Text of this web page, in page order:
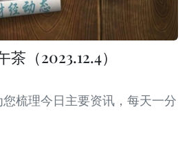
（2023.12.4）
梳理今日主要资讯，每天一分